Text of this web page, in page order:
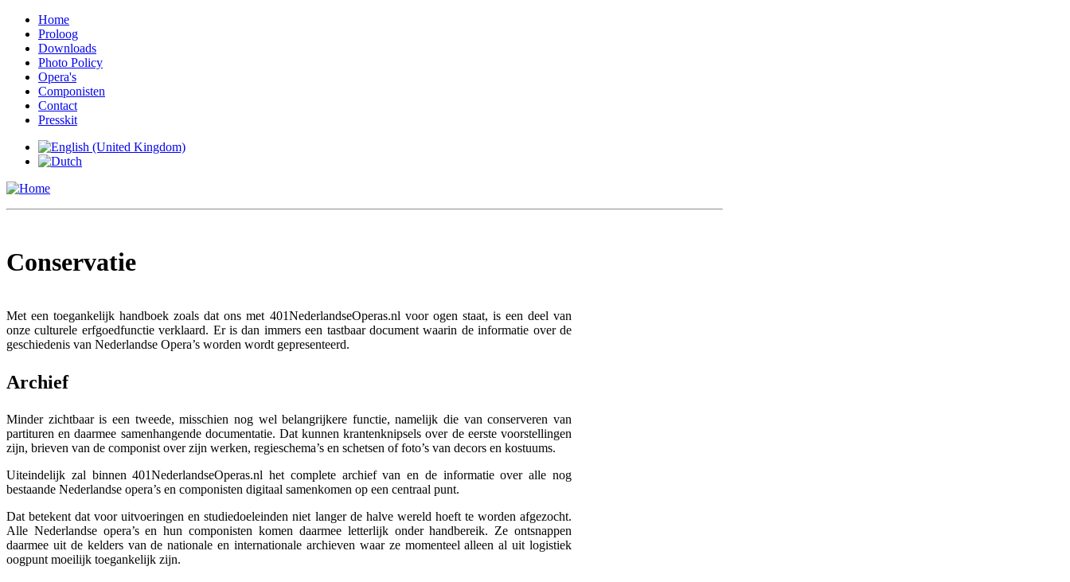
Home
Proloog
Downloads
Photo Policy
Opera's
Componisten
Contact
Presskit
Conservatie
Met een toegankelijk handboek zoals dat ons met 401NederlandseOperas.nl voor ogen staat, is een deel van
onze culturele erfgoedfunctie verklaard. Er is dan immers een tastbaar document waarin de informatie over de
geschiedenis van Nederlandse Opera’s worden wordt gepresenteerd.
Archief
Minder zichtbaar is een tweede, misschien nog wel belangrijkere functie, namelijk die van conserveren van
partituren en daarmee samenhangende documentatie. Dat kunnen krantenknipsels over de eerste voorstellingen
zijn, brieven van de componist over zijn werken, regieschema’s en schetsen of foto’s van decors en kostuums.
Uiteindelijk zal binnen 401NederlandseOperas.nl het complete archief van en de informatie over alle nog
bestaande Nederlandse opera’s en componisten digitaal samenkomen op een centraal punt.
Dat betekent dat voor uitvoeringen en studiedoeleinden niet langer de halve wereld hoeft te worden afgezocht.
Alle Nederlandse opera’s en hun componisten komen daarmee letterlijk onder handbereik. Ze ontsnappen
daarmee uit de kelders van de nationale en internationale archieven waar ze momenteel alleen al uit logistiek
oogpunt moeilijk toegankelijk zijn.